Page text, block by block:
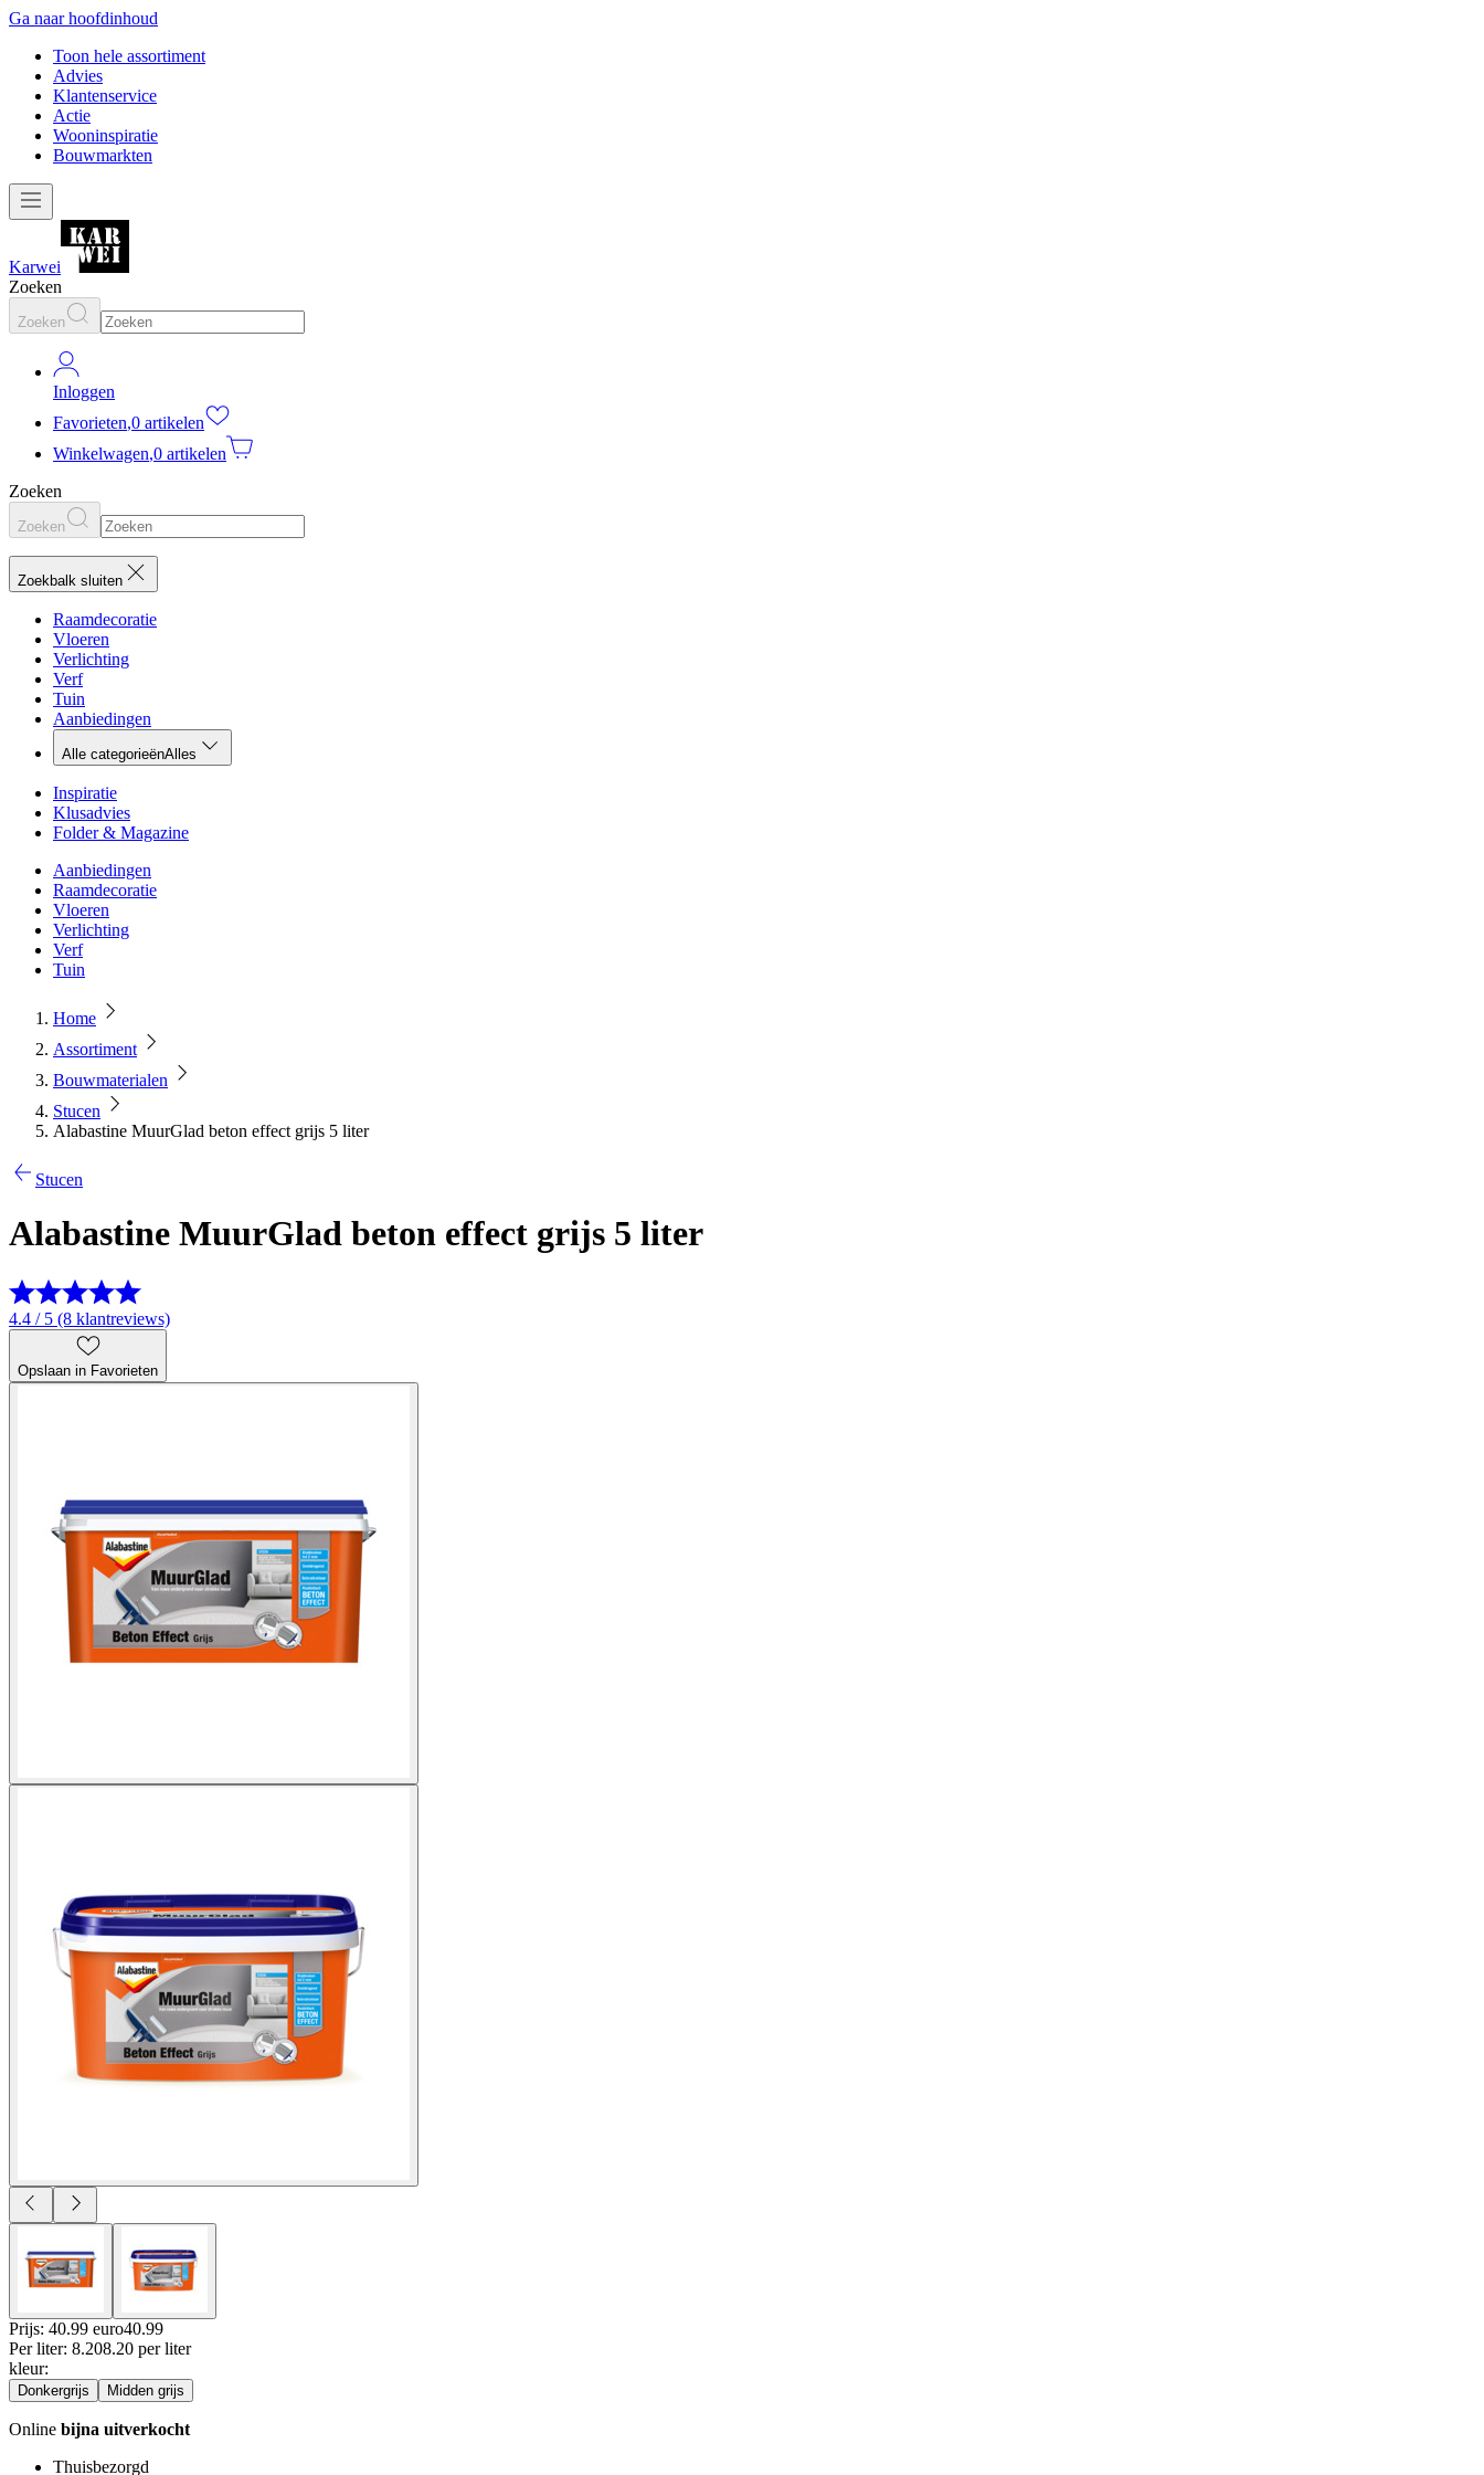
Ga naar hoofdinhoud
Toon hele assortiment
Advies
Klantenservice
Actie
Wooninspiratie
Bouwmarkten
Karwei
Zoeken
Zoeken
Inloggen
Favorieten,0 artikelen
Winkelwagen,0 artikelen
Zoeken
Zoeken
Zoekbalk sluiten
Raamdecoratie
Vloeren
Verlichting
Verf
Tuin
Aanbiedingen
Alle categorieënAlles
Inspiratie
Klusadvies
Folder & Magazine
Aanbiedingen
Raamdecoratie
Vloeren
Verlichting
Verf
Tuin
Home
Assortiment
Bouwmaterialen
Stucen
Alabastine MuurGlad beton effect grijs 5 liter
Stucen
Alabastine MuurGlad beton effect grijs 5 liter
4.4 / 5 (8 klantreviews)
Opslaan in Favorieten
Prijs: 40.99 euro40.99
Per liter: 8.208.20 per liter
kleur:
Donkergrijs Midden grijs
Online bijna uitverkocht
Thuisbezorgd